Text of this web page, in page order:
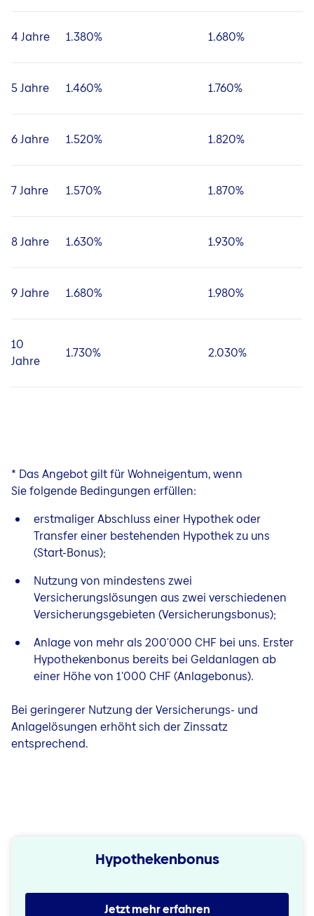
4 Jahre 1.380% 1.680%
5 Jahre 1.460% 1.760%
6 Jahre 1.520% 1.820%
7 Jahre 1.570% 1.870%
8 Jahre 1.630% 1.930%
9 Jahre 1.680% 1.980%
10
Jahre
1.730% 2.030%
* Das Angebot gilt für Wohneigentum, wenn
Sie folgende Bedingungen erfüllen:
erstmaliger Abschluss einer Hypothek oder
Transfer einer bestehenden Hypothek zu uns
(Start-Bonus);
Nutzung von mindestens zwei
Versicherungslösungen aus zwei verschiedenen
Versicherungsgebieten (Versicherungsbonus);
Anlage von mehr als 200'000 CHF bei uns. Erster
Hypothekenbonus bereits bei Geldanlagen ab
einer Höhe von 1'000 CHF (Anlagebonus).
Bei geringerer Nutzung der Versicherungs- und
Anlagelösungen erhöht sich der Zinssatz
entsprechend.
Hypothekenbonus
Jetzt mehr erfahren